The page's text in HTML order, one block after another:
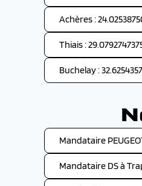
Achères :
Thiais :
Buchelay :
Mandataire
Mandataire DS à